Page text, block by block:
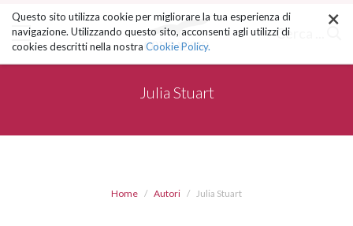
ai
contenuti.
|
Salta
Cerca ... ×
Questo sito utilizza cookie per migliorare la tua esperienza di
navigazione. Utilizzando questo sito, acconsenti agli utilizzi di
cookies descritti nella nostra Cookie Policy.
Julia Stuart
Home Autori Julia Stuart